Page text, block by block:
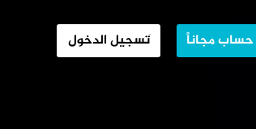
حساب مجاناً تسجيل الدخول
وإسرائيل